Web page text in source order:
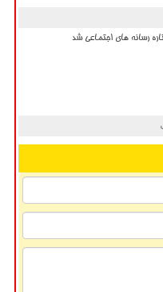
رسانه های اجتماعی شد